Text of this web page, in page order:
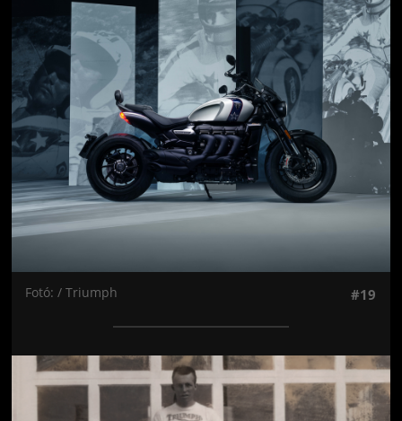
Jön még kép!
Fotó: / Triumph #19
Jön még kép!